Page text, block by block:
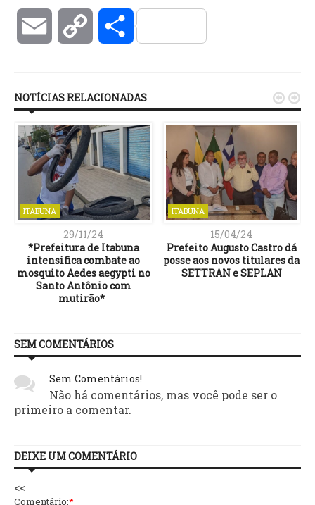
Email Copy Compartilhar
NOTÍCIAS RELACIONADAS
ITABUNA
29/11/24
*Prefeitura de Itabuna
intensifica combate ao
mosquito Aedes aegypti no
Santo Antônio com
mutirão*
ITABUNA
15/04/24
Prefeito Augusto Castro dá
posse aos novos titulares da
SETTRAN e SEPLAN
 
SEM COMENTÁRIOS
Sem Comentários!
Não há comentários, mas você pode ser o
primeiro a comentar.
DEIXE UM COMENTÁRIO
<<
Comentário:*